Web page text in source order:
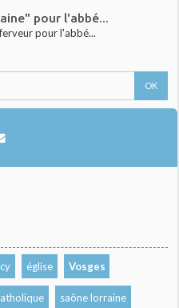
pour l'abbé...
pour l'abbé...
église Vosges
saône lorraine